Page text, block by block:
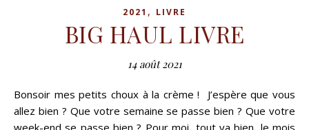
2021 , LIVRE
BIG HAUL LIVRE
14 août 2021
Bonsoir mes petits choux à la crème ! J’espère que vous
allez bien ? Que votre semaine se passe bien ? Que votre